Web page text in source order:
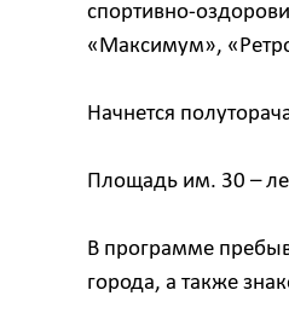
спортивно-
«Максимум»,
Начнется
Площадь им. 30 –
В программе
города, а также